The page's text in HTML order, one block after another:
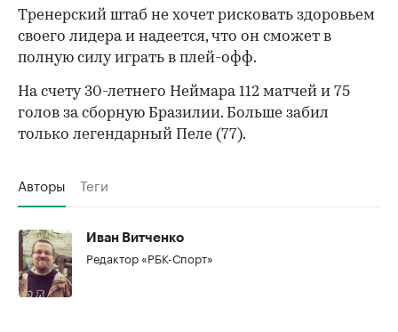
00:00
Тренерский штаб не хочет рисковать здоровьем
своего лидера и надеется, что он сможет в
полную силу играть в плей-офф.
На счету 30-летнего Неймара 112 матчей и 75
голов за сборную Бразилии. Больше забил
только легендарный Пеле (77).
Авторы Теги
Иван Витченко
Редактор «РБК-Спорт»